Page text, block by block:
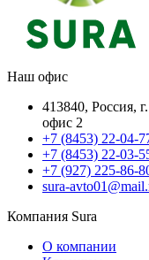
Наш офис
413840, Россия,
офис 2
+7 (8453) 22-04-
+7 (8453) 22-03-
+7 (927) 225-86-
sura-
Компания Sura
О компании